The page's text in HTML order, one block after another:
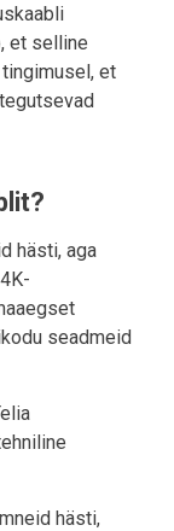
et selline
et
hästi, aga
seadmeid
hästi,